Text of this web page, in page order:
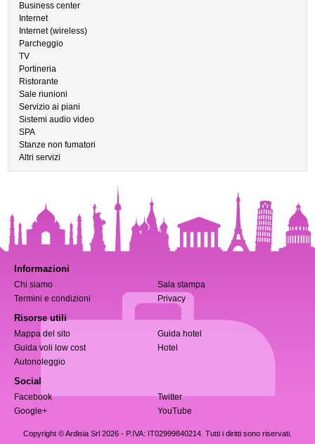
Business center
Internet
Internet (wireless)
Parcheggio
TV
Portineria
Ristorante
Sale riunioni
Servizio ai piani
Sistemi audio video
SPA
Stanze non fumatori
Altri servizi
Informazioni
Chi siamo
Sala stampa
Termini e condizioni
Privacy
Risorse utili
Mappa del sito
Guida hotel
Guida voli low cost
Hotel
Autonoleggio
Social
Facebook
Twitter
Google+
YouTube
Copyright © Ardisia Srl 2026 - P.IVA: IT02999840214. Tutti i diritti sono riservati.